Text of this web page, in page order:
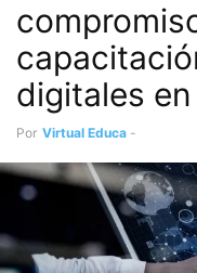
digitales
Por Virtual Educa -